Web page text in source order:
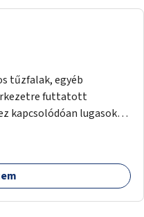
tűzfalak, egyéb
futtatott
kapcsolódóan lugasok